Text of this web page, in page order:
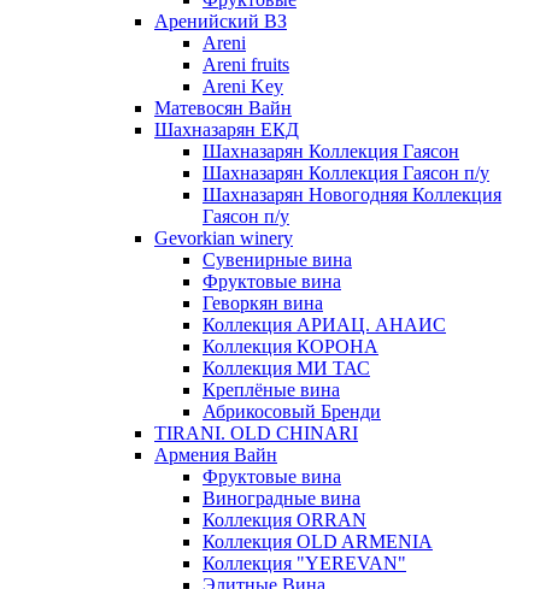
Аренийский ВЗ
Areni
Areni fruits
Areni Key
Матевосян Вайн
Шахназарян ЕКД
Шахназарян Коллекция Гаясон
Шахназарян Коллекция Гаясон п/у
Шахназарян Новогодняя Коллекция
Гаясон п/у
Gevorkian winery
Сувенирные вина
Фруктовые вина
Геворкян вина
Коллекция АРИАЦ. АНАИС
Коллекция КОРОНА
Коллекция МИ ТАС
Креплёные вина
Абрикосовый Бренди
TIRANI. OLD CHINARI
Армения Вайн
Фруктовые вина
Виноградные вина
Коллекция ORRAN
Коллекция OLD ARMENIA
Коллекция "YEREVAN"
Элитные Вина